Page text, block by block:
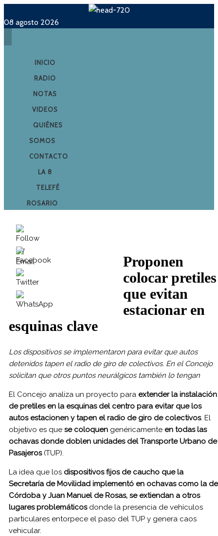
08 agosto 2026
INICIO
RADIO
NOTAS
VIDEOS
QUIÉNES
SOMOS
CONTACTO
LA 8
TELEFÉ
ROSARIO
Proponen
colocar pretiles
que evitan
estacionar en
esquinas clave
Los dispositivos se implementaron para evitar que autos
detenidos tapen el radio de giro de colectivos. En el Concejo
solicitan que otros puntos neurálgicos también lo tengan
El Concejo analiza un proyecto para extender la instalación
de pretiles en la esquinas del centro para evitar que los
autos estacionen y tapen el radio de giro de colectivos. El
objetivo es que se coloquen genéricamente en todas las
ochavas donde doblen unidades del Transporte Urbano de
Pasajeros(TUP).
La idea que los dispositivos fijos de caucho que la
Secretaría de Movilidad implementó en ochavas como la de
Córdoba y Juan Manuel de Rosas, se extiendan a otros
lugares problemáticosdonde la presencia de vehículos
particulares entorpece el paso del TUP y genera caos
vehicular.